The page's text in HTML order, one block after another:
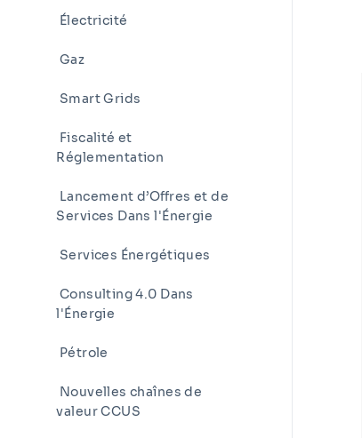
Électricité
Gaz
Smart Grids
Fiscalité et
Réglementation
Lancement d’Offres et de
Services Dans l'Énergie
Services Énergétiques
Consulting 4.0 Dans
l'Énergie
Pétrole
Nouvelles chaînes de
valeur CCUS